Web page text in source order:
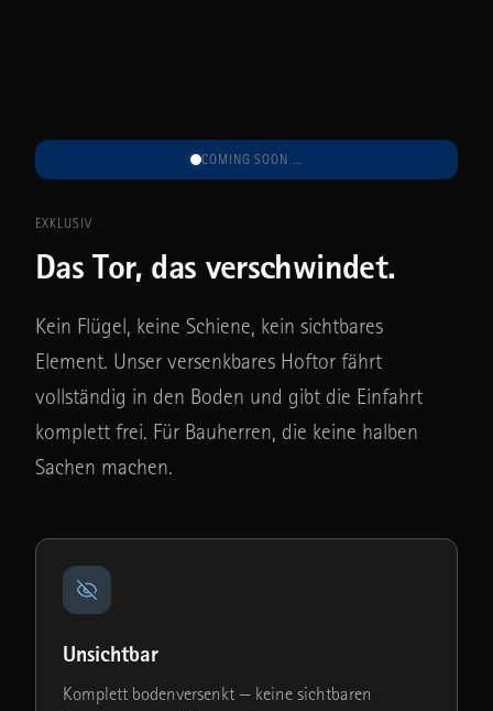
COMING SOON …
EXKLUSIV
Das Tor, das verschwindet.
Kein Flügel, keine Schiene, kein sichtbares
Element. Unser versenkbares Hoftor fährt
vollständig in den Boden und gibt die Einfahrt
komplett frei. Für Bauherren, die keine halben
Sachen machen.
Unsichtbar
Komplett bodenversenkt — keine sichtbaren